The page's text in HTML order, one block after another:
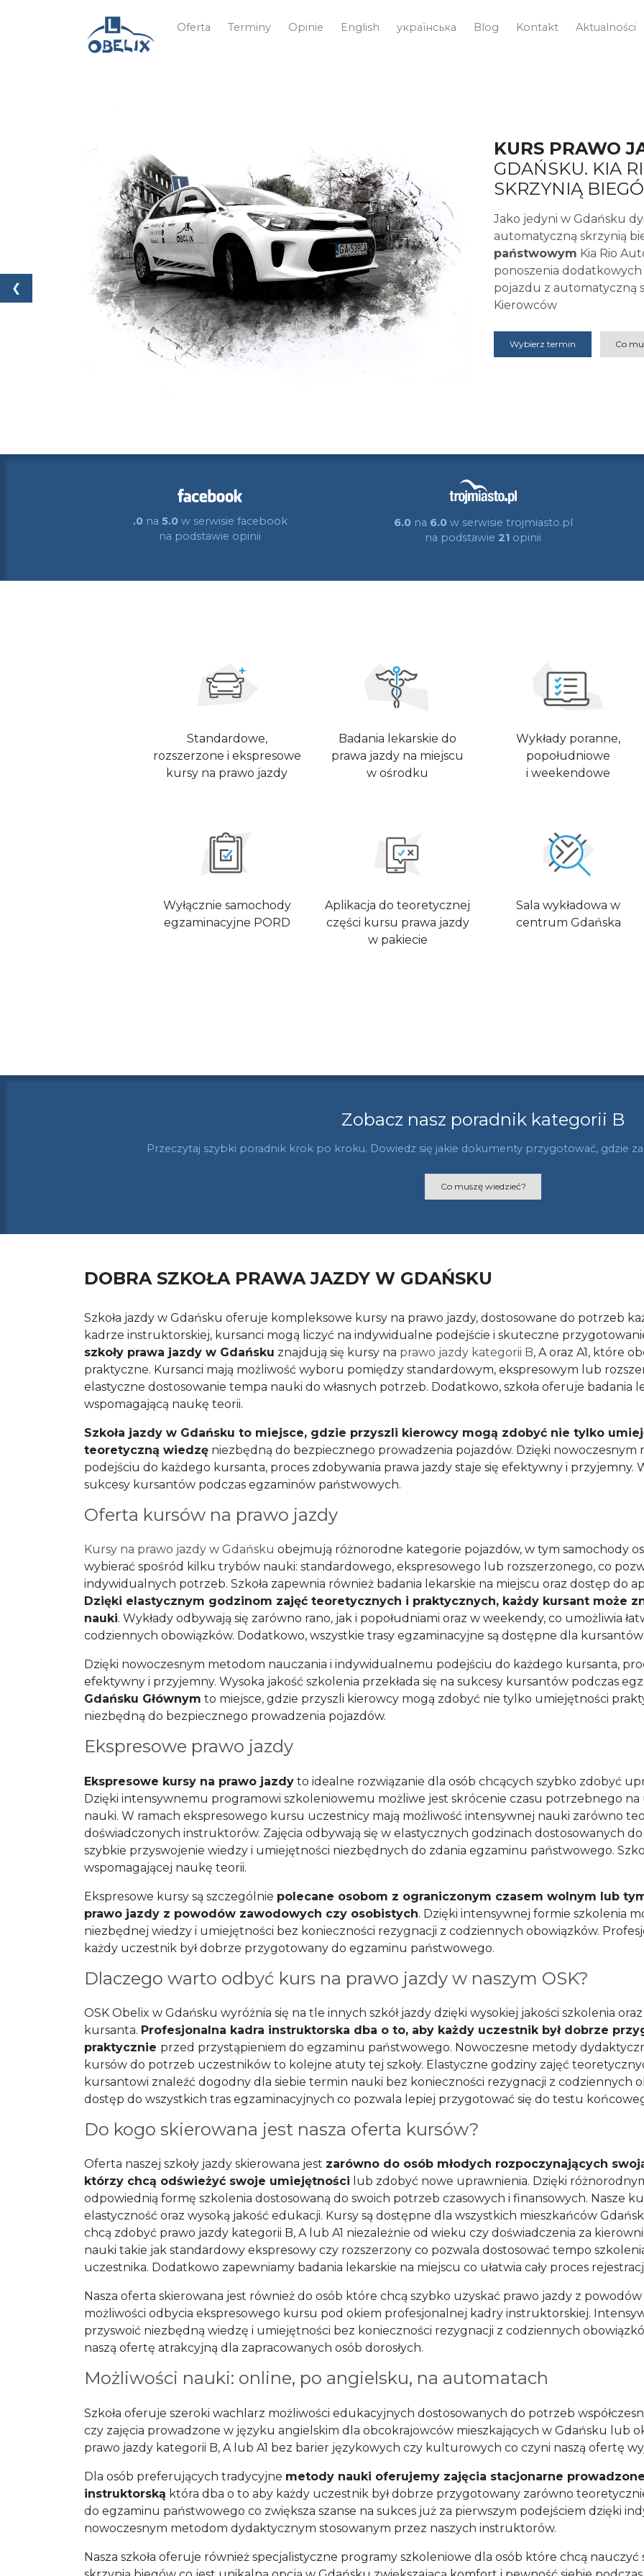
Oferta Terminy Opinie English українська Blog Kontakt Aktualności
KURS PRAWO
GDAŃSKU. KIA
SKRZYNIĄ
Jako jedyni w Gdańsku
automatyczną skrzynią
państwowym Kia Rio
ponoszenia
pojazdu z automatyczną
Kierowców
Wybierz termin Co
❮
.0na 5.0w serwisie facebook
na podstawie opinii
6.0na 6.0w serwisie trojmiasto.pl
na podstawie 21 opinii
Standardowe,
rozszerzone i ekspresowe
kursy na prawo jazdy
Badania lekarskie do
prawa jazdy na miejscu
w ośrodku
Wykłady poranne,
popołudniowe
i weekendowe
Wyłącznie samochody
egzaminacyjne PORD
Aplikacja do teoretycznej
części kursu prawa jazdy
w pakiecie
Sala wykładowa w
centrum Gdańska
Zobacz nasz poradnik kategorii B
Przeczytaj szybki poradnik krok po kroku. Dowiedz się jakie dokumenty przygotować, gdzie
Co muszę wiedzieć?
DOBRA SZKOŁA PRAWA JAZDY W GDAŃSKU
Szkoła jazdy w Gdańsku oferuje kompleksowe kursy na prawo jazdy, dostosowane do potrzeb
kadrze instruktorskiej, kursanci mogą liczyć na indywidualne podejście i skuteczne
szkoły prawa jazdy w Gdańsku znajdują się kursy na prawo jazdy kategorii B, A oraz A1, które
praktyczne. Kursanci mają możliwość wyboru pomiędzy standardowym, ekspresowym lub
elastyczne dostosowanie tempa nauki do własnych potrzeb. Dodatkowo, szkoła oferuje badania
wspomagającą naukę teorii.
Szkoła jazdy w Gdańsku to miejsce, gdzie przyszli kierowcy mogą zdobyć nie tylko
teoretyczną wiedzę niezbędną do bezpiecznego prowadzenia pojazdów. Dzięki
podejściu do każdego kursanta, proces zdobywania prawa jazdy staje się efektywny i przyjemny.
sukcesy kursantów podczas egzaminów państwowych.
Oferta kursów na prawo jazdy
Kursy na prawo jazdy w Gdańsku obejmują różnorodne kategorie pojazdów, w tym samochody
wybierać spośród kilku trybów nauki: standardowego, ekspresowego lub rozszerzonego, co
indywidualnych potrzeb. Szkoła zapewnia również badania lekarskie na miejscu oraz dostęp do
Dzięki elastycznym godzinom zajęć teoretycznych i praktycznych, każdy kursant może
nauki. Wykłady odbywają się zarówno rano, jak i popołudniami oraz w weekendy, co umożliwia
codziennych obowiązków. Dodatkowo, wszystkie trasy egzaminacyjne są dostępne dla
Dzięki nowoczesnym metodom nauczania i indywidualnemu podejściu do każdego kursanta,
efektywny i przyjemny. Wysoka jakość szkolenia przekłada się na sukcesy kursantów podczas
Gdańsku Głównym to miejsce, gdzie przyszli kierowcy mogą zdobyć nie tylko umiejętności
niezbędną do bezpiecznego prowadzenia pojazdów.
Ekspresowe prawo jazdy
Ekspresowe kursy na prawo jazdy to idealne rozwiązanie dla osób chcących szybko zdobyć
Dzięki intensywnemu programowi szkoleniowemu możliwe jest skrócenie czasu potrzebnego
nauki. W ramach ekspresowego kursu uczestnicy mają możliwość intensywnej nauki zarówno
doświadczonych instruktorów. Zajęcia odbywają się w elastycznych godzinach dostosowanych
szybkie przyswojenie wiedzy i umiejętności niezbędnych do zdania egzaminu państwowego.
wspomagającej naukę teorii.
Ekspresowe kursy są szczególnie polecane osobom z ograniczonym czasem wolnym lub
prawo jazdy z powodów zawodowych czy osobistych. Dzięki intensywnej formie szkolenia
niezbędnej wiedzy i umiejętności bez konieczności rezygnacji z codziennych obowiązków.
każdy uczestnik był dobrze przygotowany do egzaminu państwowego.
Dlaczego warto odbyć kurs na prawo jazdy w naszym OSK?
OSK Obelix w Gdańsku wyróżnia się na tle innych szkół jazdy dzięki wysokiej jakości szkolenia
kursanta. Profesjonalna kadra instruktorska dba o to, aby każdy uczestnik był dobrze
praktycznie przed przystąpieniem do egzaminu państwowego. Nowoczesne metody
kursów do potrzeb uczestników to kolejne atuty tej szkoły. Elastyczne godziny zajęć
kursantowi znaleźć dogodny dla siebie termin nauki bez konieczności rezygnacji z codziennych
dostęp do wszystkich tras egzaminacyjnych co pozwala lepiej przygotować się do testu
Do kogo skierowana jest nasza oferta kursów?
Oferta naszej szkoły jazdy skierowana jest zarówno do osób młodych rozpoczynających
którzy chcą odświeżyć swoje umiejętności lub zdobyć nowe uprawnienia. Dzięki
odpowiednią formę szkolenia dostosowaną do swoich potrzeb czasowych i finansowych. Nasze
elastyczność oraz wysoką jakość edukacji. Kursy są dostępne dla wszystkich mieszkańców
chcą zdobyć prawo jazdy kategorii B, A lub A1 niezależnie od wieku czy doświadczenia za
nauki takie jak standardowy ekspresowy czy rozszerzony co pozwala dostosować tempo
uczestnika. Dodatkowo zapewniamy badania lekarskie na miejscu co ułatwia cały proces
Nasza oferta skierowana jest również do osób które chcą szybko uzyskać prawo jazdy z
możliwości odbycia ekspresowego kursu pod okiem profesjonalnej kadry instruktorskiej.
przyswoić niezbędną wiedzę i umiejętności bez konieczności rezygnacji z codziennych
naszą ofertę atrakcyjną dla zapracowanych osób dorosłych.
Możliwości nauki: online, po angielsku, na automatach
Szkoła oferuje szeroki wachlarz możliwości edukacyjnych dostosowanych do potrzeb
czy zajęcia prowadzone w języku angielskim dla obcokrajowców mieszkających w Gdańsku lub
prawo jazdy kategorii B, A lub A1 bez barier językowych czy kulturowych co czyni naszą ofertę
Dla osób preferujących tradycyjne metody nauki oferujemy zajęcia stacjonarne
instruktorską która dba o to aby każdy uczestnik był dobrze przygotowany zarówno
do egzaminu państwowego co zwiększa szanse na sukces już za pierwszym podejściem dzięki
nowoczesnym metodom dydaktycznym stosowanym przez naszych instruktorów.
Nasza szkoła oferuje również specjalistyczne programy szkoleniowe dla osób które chcą